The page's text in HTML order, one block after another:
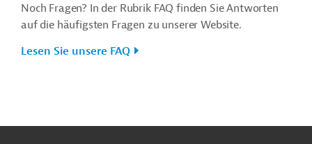
Noch Fragen? In der Rubrik FAQ finden Sie Antworten
auf die häufigsten Fragen zu unserer Website.
Lesen Sie unsere FAQ